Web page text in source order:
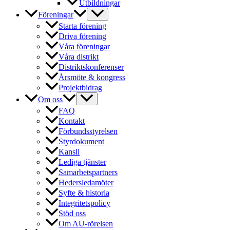
Utbildningar
Föreningar
Starta förening
Driva förening
Våra föreningar
Våra distrikt
Distriktskonferenser
Årsmöte & kongress
Projektbidrag
Om oss
FAQ
Kontakt
Förbundsstyrelsen
Styrdokument
Kansli
Lediga tjänster
Samarbetspartners
Hedersledamöter
Syfte & historia
Integritetspolicy
Stöd oss
Om AU-rörelsen